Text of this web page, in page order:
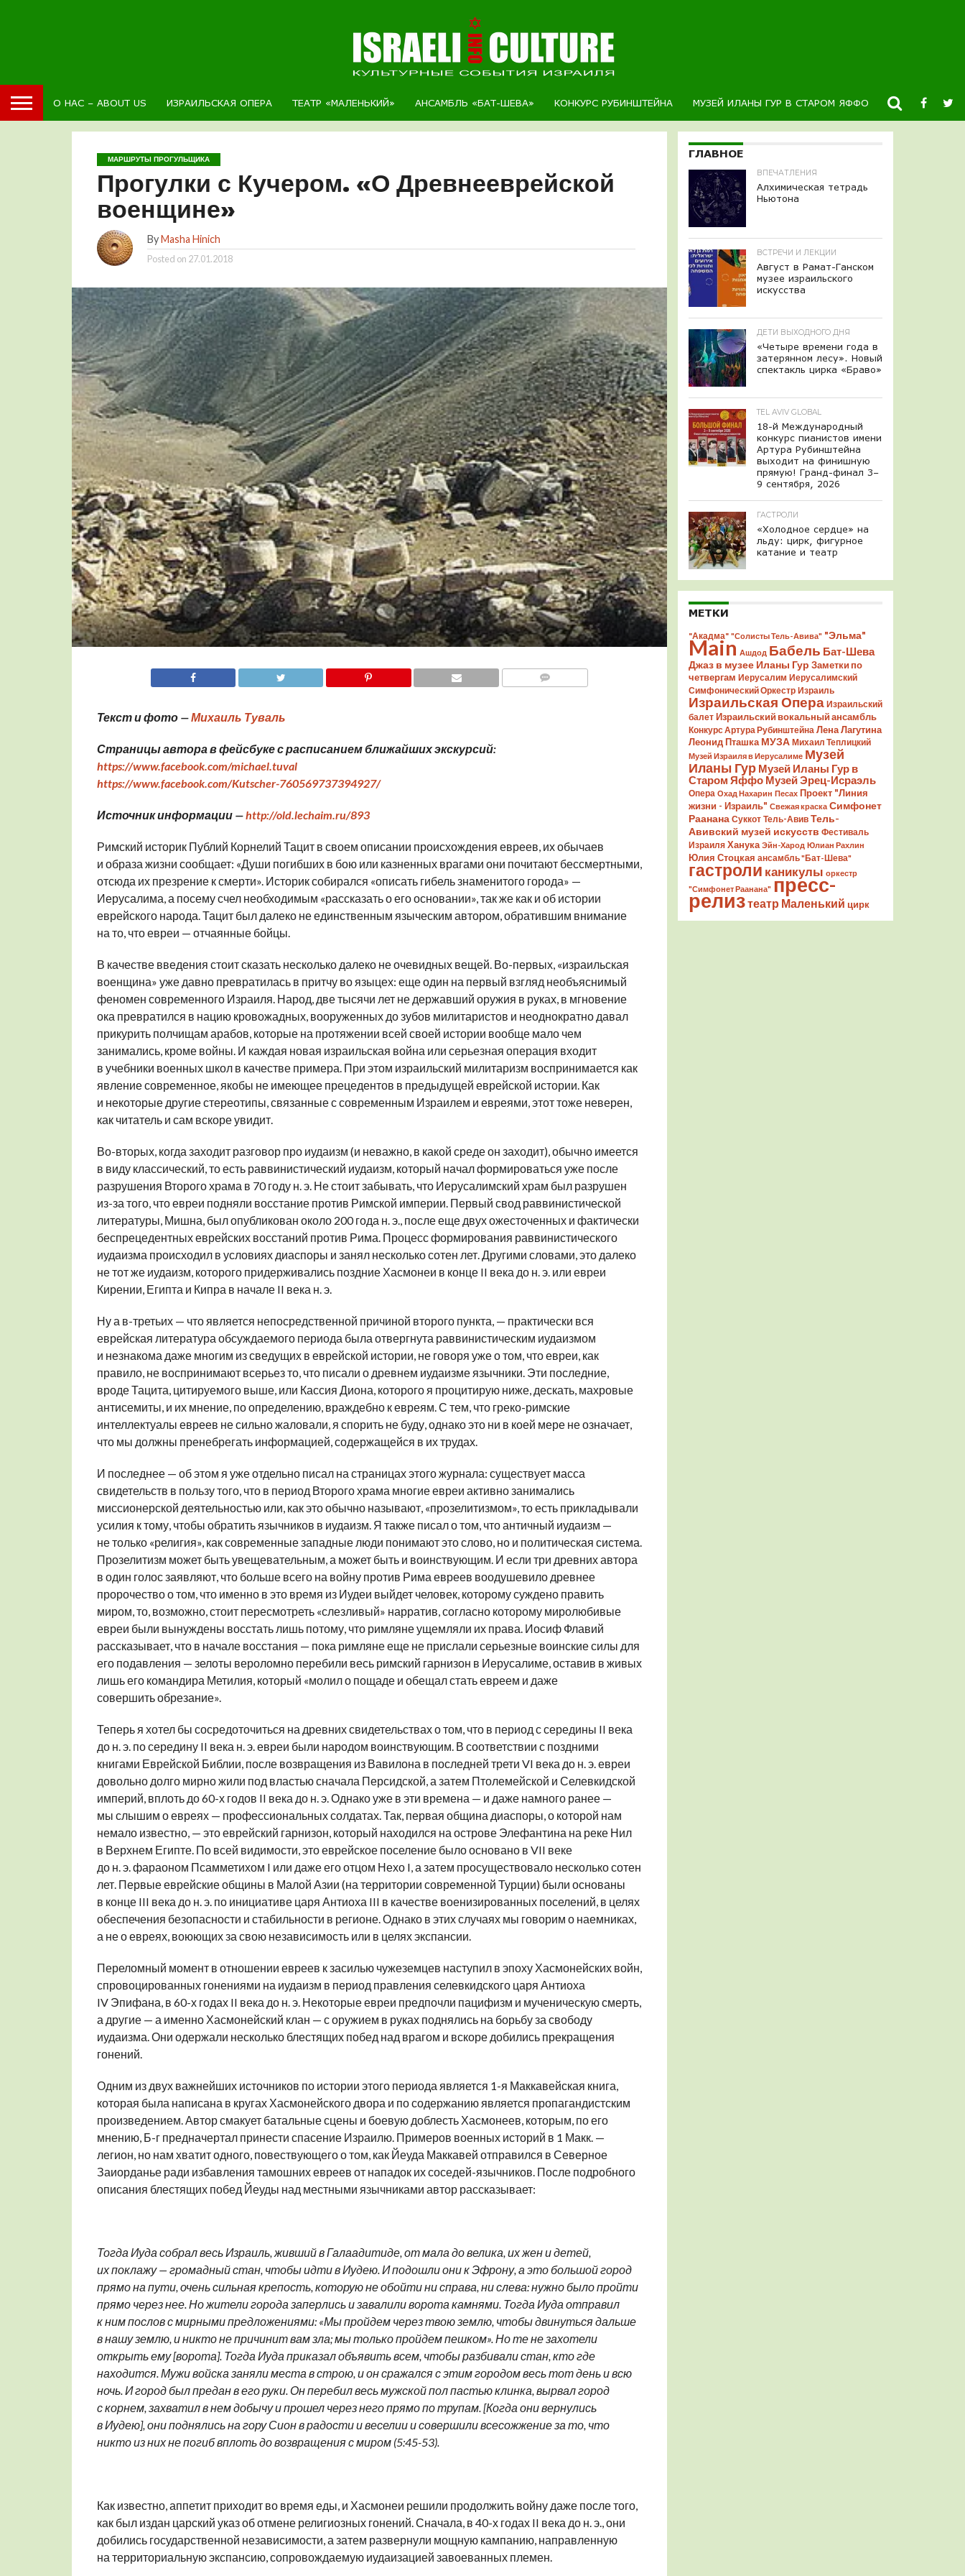
О НАС – ABOUT US ИЗРАИЛЬСКАЯ ОПЕРА ТЕАТР «МАЛЕНЬКИЙ» АНСАМБЛЬ «БАТ-ШЕВА» КОНКУРС РУБИНШТЕЙНА МУЗЕЙ ИЛАНЫ ГУР В СТАРОМ ЯФФО НОВОСТИ
МАРШРУТЫ ПРОГУЛЬЩИКА
Прогулки с Кучером. «О Древнееврейской
военщине»
ByMasha Hinich
Posted on 27.01.2018
Текст и фото —Михаиль Туваль
Страницы автора в фейсбуке с расписанием ближайших экскурсий:
https://www.facebook.com/michael.tuval
https://www.facebook.com/Kutscher-760569737394927/
Источник информации —http://old.lechaim.ru/893
Римский историк Публий Корнелий Тацит в своем описании происхождения евреев, их обычаев
и образа жизни сообщает: «Души погибших в бою или казненных врагами они почитают бессмертными,
отсюда их презрение к смерти». Историк собирался «описать гибель знаменитого города» —
Иерусалима, а посему счел необходимым «рассказать о его основании», так же как и об истории
еврейского народа. Тацит был далеко не единственным языческим автором, обратившим внимание
на то, что евреи — отчаянные бойцы.
В качестве введения стоит сказать несколько далеко не очевидных вещей. Во-первых, «израильская
военщина» уже давно превратилась в притчу во языцех: еще один на первый взгляд необъяснимый
феномен современного Израиля. Народ, две тысячи лет не державший оружия в руках, в мгновение
ока превратился в нацию кровожадных, вооруженных до зубов милитаристов и неоднократно давал
прикурить полчищам арабов, которые на протяжении всей своей истории вообще мало чем
занимались, кроме войны. И каждая новая израильская война или серьезная операция входит
в учебники военных школ в качестве примера. При этом израильский милитаризм воспринимается как
явление современное, якобы не имеющее прецедентов в предыдущей еврейской истории. Как
и некоторые другие стереотипы, связанные с современным Израилем и евреями, этот тоже неверен,
как читатель и сам вскоре увидит.
Во-вторых, когда заходит разговор про иудаизм (и неважно, в какой среде он заходит), обычно имеется
в виду классический, то есть раввинистический иудаизм, который начал формироваться уже после
разрушения Второго храма в 70 году н. э. Не стоит забывать, что Иеру­салимский храм был разрушен
из-за того, что евреи подняли восстание против Римской империи. Первый свод раввинистической
литературы, Мишна, был опубликован около 200 года н. э., после еще двух ожесточенных и фактически
беспрецедентных еврейских восстаний против Рима. Процесс формирования раввинистического
иудаизма происходил в условиях диаспоры и занял несколько сотен лет. Другими словами, это далеко
не тот же иудаизм, которого придерживались поздние Хасмонеи в конце II века до н. э. или евреи
Кирении, Египта и Кипра в начале II века н. э.
Ну а в-третьих — что является непосредственной причиной второго пункта, — практически вся
еврейская литература обсуждаемого периода была отвергнута раввинистическим иудаизмом
и незнакома даже многим из сведущих в еврейской истории, не говоря уже о том, что евреи, как
правило, не воспринимают всерьез то, что писали о древнем иудаизме язычники. Эти последние,
вроде Тацита, цитируемого выше, или Кассия Диона, которого я процитирую ниже, дескать, махровые
антисемиты, и их мнение, по определению, враждебно к евреям. С тем, что греко-римские
интеллектуалы евреев не сильно жаловали, я спорить не буду, однако это ни в коей мере не означает,
что мы должны пренебрегать информацией, содержащейся в их трудах.
И последнее — об этом я уже отдельно писал на страницах этогожурнала: существует масса
свидетельств в пользу того, что в период Второго храма многие евреи активно занимались
миссионерской деятельностью или, как это обычно называют, «прозелитизмом», то есть прикладывали
усилия к тому, чтобы обратить язычников в иудаизм. Я также писал о том, что античный иуда­изм —
не только «религия», как современные западные люди понимают это слово, но и политическая система.
Прозелитизм может быть увещевательным, а может быть и воинствующим. И если три древних автора
в один голос заявляют, что больше всего на войну против Рима евреев воодушевило древнее
пророчество о том, что именно в это время из Иудеи выйдет человек, которому суждено править
миром, то, возможно, стоит пересмотреть «слезливый» нарратив, согласно которому миролюбивые
евреи были вынуждены восстать лишь потому, что римляне ущемляли их права. Иосиф Флавий
рассказывает, что в начале восстания — пока римляне еще не прислали серьезные воинские силы для
его подавления — зелоты вероломно перебили весь римский гарнизон в Иерусалиме, оставив в живых
лишь его командира Метилия, который «молил о пощаде и обещал стать евреем и даже
совершитьобрезание».
Теперь я хотел бы сосредоточиться на древних свидетельствах о том, что в период с середины II века
до н. э. по середину II века н. э. евреи были народом воинствующим. В соответствии с поздними
книгами Еврейской Библии, после возвращения из Вавилона в последней трети VI века до н. э. евреи
довольно долго мирно жили под властью сначала Персидской, а затем Птолемейской и Селевкидской
империй, вплоть до 60-х годов II века до н. э. Однако уже в эти времена — и даже намного ранее —
мы слышим о евреях — профессиональных солдатах. Так, первая община диаспоры, о которой нам
немало известно, — это еврейский гарнизон, который находился на острове Элефантина на реке Нил
в Верхнем Египте. По всей видимости, это еврейское поселение было основано в VII веке
до н. э. фараоном Псамметихом I или даже его отцом Нехо I, а затем просуществовало несколько сотен
лет. Первые еврейские общины в Малой Азии (на территории современной Турции) были основаны
в конце III века до н. э. по инициативе царя Антиоха III в качестве военизированных поселений, в целях
обеспечения безопасности и стабильности в регионе. Однако в этих случаях мы говорим о наемниках,
а не о евреях, воюющих за свою независимость или в целяхэкспансии.
Переломный момент в отношении евреев к засилью чужеземцев наступил в эпоху Хасмонейских войн,
спровоцированных гонениями на иудаизм в период правления селевкидского царя Антиоха
IV Эпифана, в 60-х годах II века до н. э. Некоторые евреи предпочли пацифизм и мученическую смерть,
а другие — а именно Хасмонейский клан — с оружием в руках поднялись на борьбу за свободу
иудаизма. Они одержали несколько блестящих побед над врагом и вскоре добились прекращения
гонений.
Одним из двух важнейших источников по истории этого периода является 1-я Маккавейская книга,
которая была написана в кругах Хасмонейского двора и по содержанию является пропагандистским
произведением. Автор смакует батальные сцены и боевую доблесть Хасмонеев, которым, по его
мнению, Б-г предначертал принести спасение Израилю. Примеров военных историй в 1 Макк. —
легион, но нам хватит одного, повествующего о том, как Йеуда Маккавей отправился в Северное
Заиорданье ради избавления тамошних евреев от нападок их соседей-язычников. После подробного
описания блестящих побед Йеуды над местными язычниками автор рассказывает:
Тогда Иуда собрал весь Израиль, живший в Галаадитиде, от мала до велика, их жен и детей,
их поклажу — громадный стан, чтобы идти в Иудею. И подошли они к Эфрону, а это большой город
прямо на пути, очень сильная крепость, которую не обойти ни справа, ни слева: нужно было пройти
прямо через нее. Но жители города заперлись и завалили ворота камнями. Тогда Иуда отправил
к ним послов с мирными предложениями: «Мы пройдем через твою землю, чтобы двинуться дальше
в нашу землю, и никто не причинит вам зла; мы только пройдем пешком». Но те не захотели
открыть ему [ворота]. Тогда Иуда приказал объявить всем, чтобы разбивали стан, кто где
находится. Мужи войска заняли места в строю, и он сражался с этим городом весь тот день и всю
ночь. И город был предан в его руки. Он перебил весь мужской пол пастью клинка, вырвал город
с корнем, захватил в нем добычу и прошел через него прямо по трупам. [Когда они вернулись
в Иудею], они поднялись на гору Сион в радости и веселии и совершили всесожжение за то, что
никто из них не погиб вплоть до возвращения с миром (5:45-53).
Как известно, аппетит приходит во время еды, и Хасмонеи решили продолжить войну даже после того,
как был издан царский указ об отмене религиозных гонений. Сначала, в 40-х годах II века до н. э., они
добились государственной независимости, а затем развернули мощную кампанию, направленную
на территориальную экспансию, сопровождаемую иудаизацией завоеванных племен.
ГЛАВНОЕ
ВПЕЧАТЛЕНИЯ
Алхимическая тетрадь
Ньютона
ВСТРЕЧИ И ЛЕКЦИИ
Август в Рамат-Ганском
музее израильского
искусства
ДЕТИ ВЫХОДНОГО ДНЯ
«Четыре времени года в
затерянном лесу». Новый
спектакль цирка «Браво»
TEL AVIV GLOBAL
18-й Международный
конкурс пианистов имени
Артура Рубинштейна
выходит на финишную
прямую! Гранд-финал 3–
9 сентября, 2026
ГАСТРОЛИ
«Холодное сердце» на
льду: цирк, фигурное
катание и театр
МЕТКИ
"Акадма" "Солисты Тель-Авива" "Эльма"
Main Ашдод Бабель Бат-Шева
Джаз в музее Иланы Гур Заметки по
четвергам Иерусалим Иерусалимский
Симфонический Оркестр Израиль
Израильская Опера Израильский
балет Израильский вокальный ансамбль
Конкурс Артура Рубинштейна Лена Лагутина
Леонид Пташка МУЗА Михаил Теплицкий
Музей Израиля в Иерусалиме Музей
Иланы Гур Музей Иланы Гур в
Старом Яффо Музей Эрец-Исраэль
Опера Охад Нахарин Песах Проект "Линия
жизни - Израиль" Свежая краска Симфонет
Раанана Суккот Тель-Авив Тель-
Авивский музей искусств Фестиваль
Израиля Ханука Эйн-Харод Юлиан Рахлин
Юлия Стоцкая ансамбль "Бат-Шева"
гастроли каникулы оркестр
"Симфонет Раанана" пресс-
релизтеатр Маленький цирк